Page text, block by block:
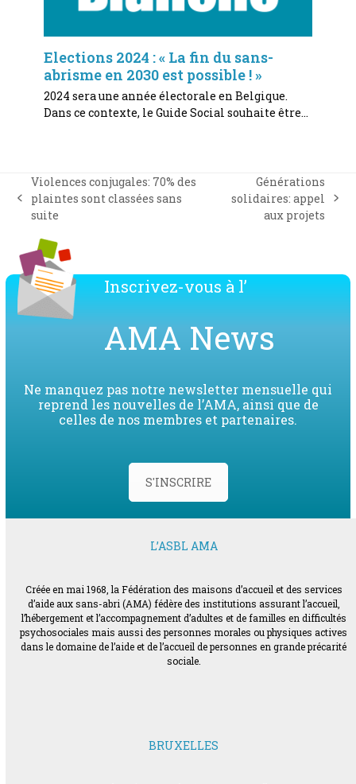
Elections 2024 : « La fin du sans-
abrisme en 2030 est possible ! »
2024 sera une année électorale en Belgique.
Dans ce contexte, le Guide Social souhaite être…
previous
post:
Violences conjugales: 70% des
plaintes sont classées sans
suite
next
Générations
solidaires: appel
aux projets
Inscrivez-vous à l’
AMA News
Ne manquez pas notre newsletter mensuelle qui
reprend les nouvelles de l’AMA, ainsi que de
celles de nos membres et partenaires.
S'INSCRIRE
L’ASBL AMA
Créée en mai 1968, la Fédération des maisons d’accueil et des services
d’aide aux sans-abri (AMA) fédère des institutions assurant l’accueil,
l’hébergement et l’accompagnement d’adultes et de familles en difficultés
psychosociales mais aussi des personnes morales ou physiques actives
dans le domaine de l’aide et de l’accueil de personnes en grande précarité
sociale.
BRUXELLES